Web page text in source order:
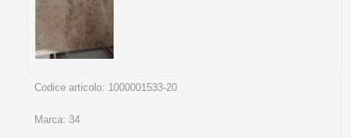
Codice articolo: 1000001533-20
Marca: 34